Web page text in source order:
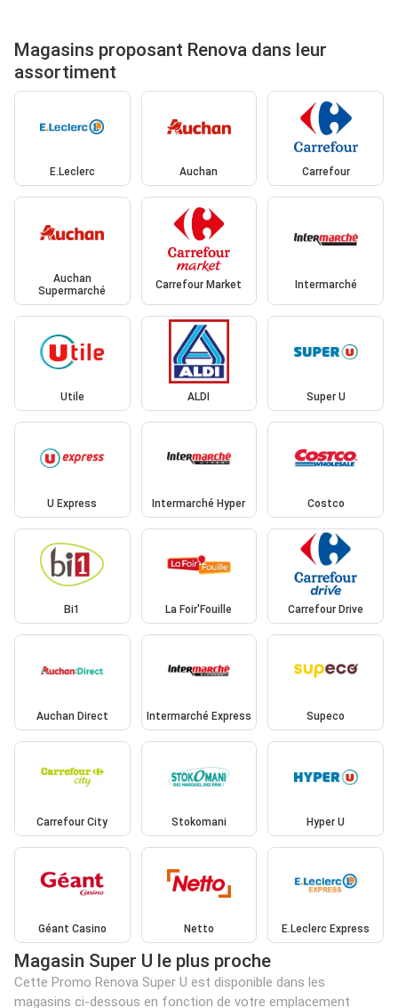
Magasins proposant Renova dans leur
assortiment
E.Leclerc Auchan Carrefour
Auchan
Supermarché
Carrefour Market Intermarché
Utile ALDI Super U
U Express Intermarché Hyper Costco
Bi1 La Foir'Fouille Carrefour Drive
Auchan Direct Intermarché Express Supeco
Carrefour City Stokomani Hyper U
Géant Casino Netto E.Leclerc Express
Magasin Super U le plus proche
Cette Promo Renova Super U est disponible dans les
magasins ci-dessous en fonction de votre emplacement